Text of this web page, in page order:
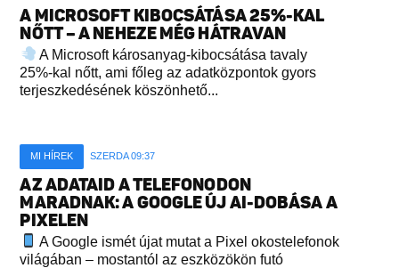
A MICROSOFT KIBOCSÁTÁSA 25%-KAL
NŐTT – A NEHEZE MÉG HÁTRAVAN
A Microsoft károsanyag-kibocsátása tavaly
25%-kal nőtt, ami főleg az adatközpontok gyors
terjeszkedésének köszönhető...
MI HÍREK SZERDA 09:37
AZ ADATAID A TELEFONODON
MARADNAK: A GOOGLE ÚJ AI-DOBÁSA A
PIXELEN
A Google ismét újat mutat a Pixel okostelefonok
világában – mostantól az eszközökön futó